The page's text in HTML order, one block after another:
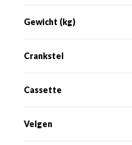
Gewicht (kg)
Crankstel
Cassette
Velgen